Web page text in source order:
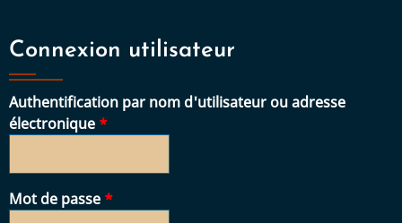
Connexion utilisateur
Authentification par nom d'utilisateur ou adresse
électronique
Mot de passe